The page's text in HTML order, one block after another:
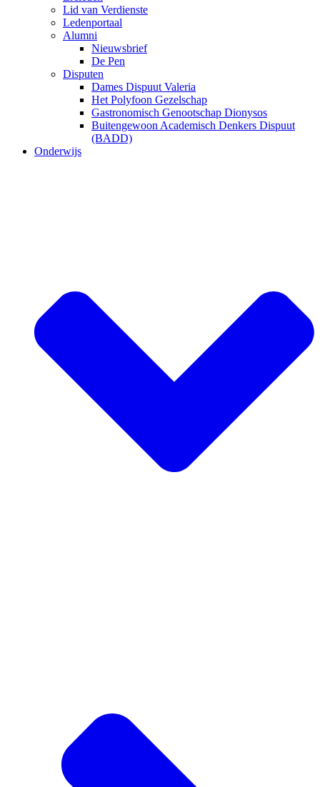
Lid van Verdienste
Ledenportaal
Alumni
Nieuwsbrief
De Pen
Disputen
Dames Dispuut Valeria
Het Polyfoon Gezelschap
Gastronomisch Genootschap Dionysos
Buitengewoon Academisch Denkers Dispuut
(BADD)
Onderwijs